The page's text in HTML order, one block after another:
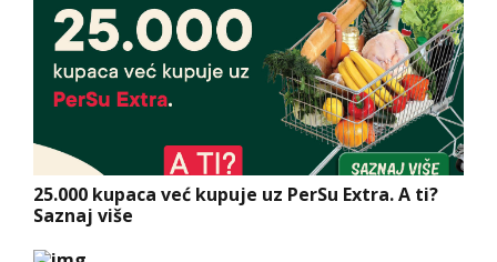
25.000 kupaca već kupuje uz PerSu Extra. A ti?
Saznaj više